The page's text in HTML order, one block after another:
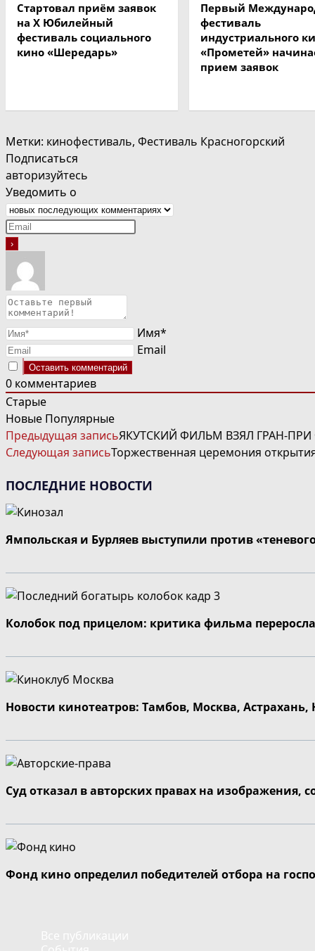
Стартовал приём заявок
на X Юбилейный
фестиваль социального
кино «Шередарь»
Первый
фестиваль
индустриального
«Прометей»
прием заявок
Метки: кинофестиваль, Фестиваль Красногорский
Подписаться
авторизуйтесь
Уведомить о
Имя*
Email
0 комментариев
Старые
Новые Популярные
ЧИТАТЬ
ДАЛЕЕ
СТАТЬИ
Предыдущая записьЯКУТСКИЙ ФИЛЬМ ВЗЯЛ ГРАН-
Следующая записьТоржественная церемония
ПОСЛЕДНИЕ НОВОСТИ
Ямпольская и Бурляев выступили против
Колобок под прицелом: критика фильма
Новости кинотеатров: Тамбов, Москва,
Суд отказал в авторских правах на изображения,
Фонд кино определил победителей отбора на